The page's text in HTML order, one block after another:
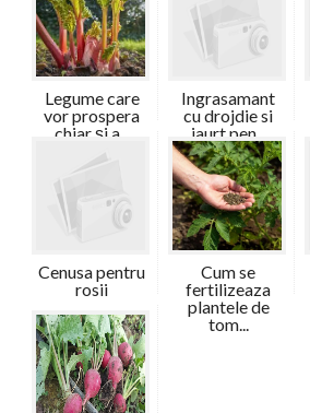
Legume care
vor prospera
chiar și a...
Ingrasamant
cu drojdie si
iaurt pen...
Cenusa pentru
rosii
Cum se
fertilizeaza
plantele de
tom...